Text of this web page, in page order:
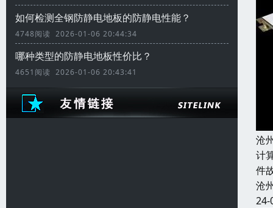
如何检测全钢防静电地板的防静电性能？
4748阅读 2026-01-06 20:44:34
哪种类型的防静电地板性价比？
4651阅读 2026-01-06 20:43:41
沧
计
件
沧
24-